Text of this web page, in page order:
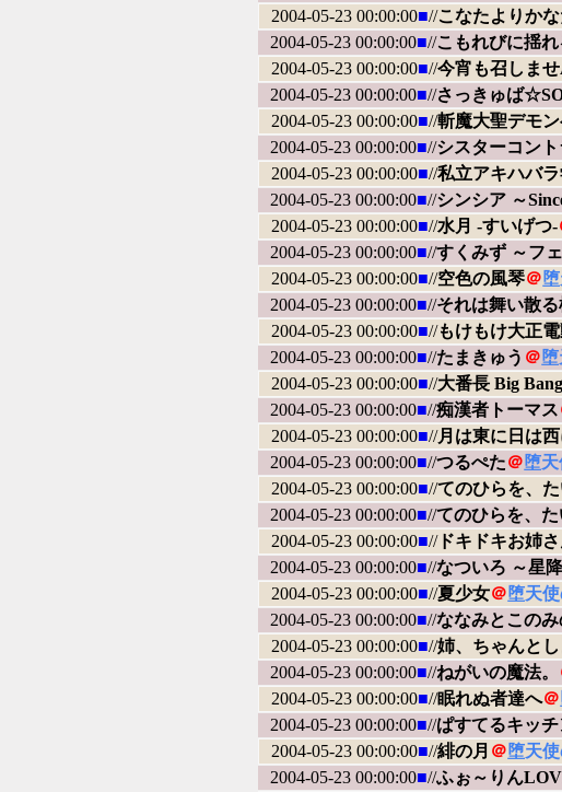
2004-05-23 00:00:00■//こなたよりか
2004-05-23 00:00:00■//こもれびに揺れ
2004-05-23 00:00:00■//今宵も召しま
2004-05-23 00:00:00■//さっきゅば
2004-05-23 00:00:00■//斬魔大聖デモ
2004-05-23 00:00:00■//シスターコン
2004-05-23 00:00:00■//私立アキハバラ
2004-05-23 00:00:00■//シンシア ～
2004-05-23 00:00:00■//水月 -すいげつ-
2004-05-23 00:00:00■//すくみず ～フ
2004-05-23 00:00:00■//空色の風琴＠
2004-05-23 00:00:00■//それは舞い散
2004-05-23 00:00:00■//もけもけ大正
2004-05-23 00:00:00■//たまきゅう ＠
2004-05-23 00:00:00■//大番長 Big
2004-05-23 00:00:00■//痴漢者トーマス
2004-05-23 00:00:00■//月は東に日は
2004-05-23 00:00:00■//つるぺた＠堕
2004-05-23 00:00:00■//てのひらを、
2004-05-23 00:00:00■//てのひらを、
2004-05-23 00:00:00■//ドキドキお姉
2004-05-23 00:00:00■//なついろ ～星
2004-05-23 00:00:00■//夏少女＠堕天
2004-05-23 00:00:00■//ななみとこの
2004-05-23 00:00:00■//姉、ちゃんと
2004-05-23 00:00:00■//ねがいの魔法。
2004-05-23 00:00:00■//眠れぬ者達へ＠
2004-05-23 00:00:00■//ぱすてるキッ
2004-05-23 00:00:00■//緋の月 ＠堕天
2004-05-23 00:00:00■//ふぉ～りん